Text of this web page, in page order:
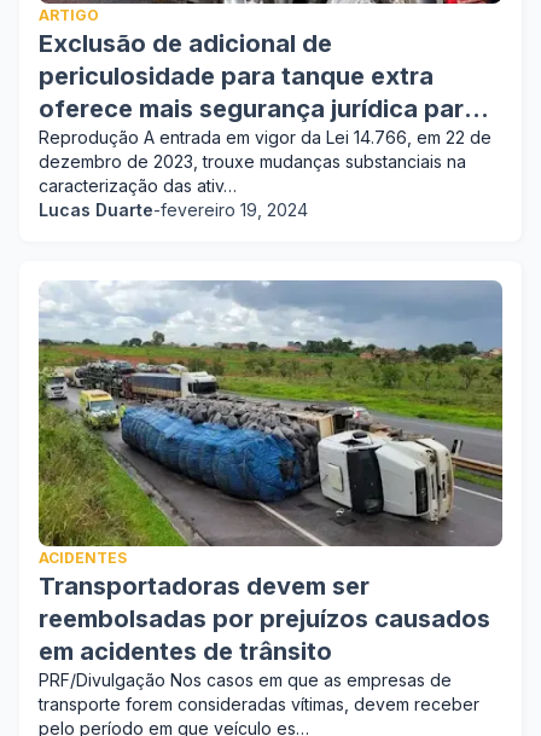
ARTIGO
Exclusão de adicional de
periculosidade para tanque extra
oferece mais segurança jurídica para
empresas
Reprodução A entrada em vigor da Lei 14.766, em 22 de
dezembro de 2023, trouxe mudanças substanciais na
caracterização das ativ…
Lucas Duarte-fevereiro 19, 2024
ACIDENTES
Transportadoras devem ser
reembolsadas por prejuízos causados
em acidentes de trânsito
PRF/Divulgação Nos casos em que as empresas de
transporte forem consideradas vítimas, devem receber
pelo período em que veículo es…